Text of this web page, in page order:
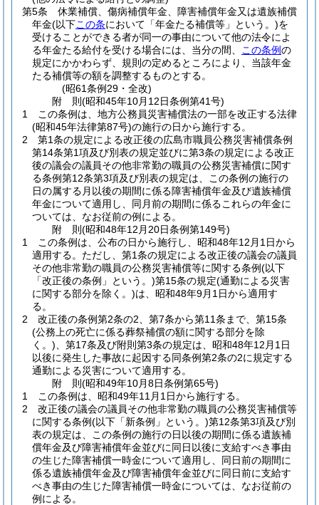
第5条
休業補償、傷病補償年金、障害補償年金又は遺族補償
年金(以下この条において「年金たる補償等」という。)を
受けることができる者が同一の事由について他の法令によ
る年金たる給付を受ける場合には、当分の間、
この条例の
規定にかかわらず、規則の定めるところにより、当該年金
たる補償等の額を調整するものとする。
(昭61条例29・全改)
附 則(昭和45年10月12日条例第41号)
1
この条例は、地方公務員災害補償法の一部を改正する法律
(昭和45年法律第87号)の施行の日から施行する。
2
第1条の規定による改正後の広島市職員公務災害補償条例
第14条第1項及び別表の規定並びに第3条の規定による改正
後の議会の議員その他非常勤の職員の公務災害補償に関す
る条例第12条第3項及び別表の規定は、この条例の施行の
日の属する月以後の期間に係る障害補償年金及び遺族補償
年金について適用し、同月前の期間に係るこれらの年金に
ついては、なお従前の例による。
附 則(昭和48年12月20日条例第149号)
1
この条例は、公布の日から施行し、昭和48年12月1日から
適用する。 ただし、第1条の規定による改正後の議会の議員
その他非常勤の職員の公務災害補償等に関する条例(以下
「改正後の条例」という。)第15条の規定(通勤による災害
に関する部分を除く。)は、昭和48年9月1日から適用す
る。
2
改正後の条例第2条の2、第7条から第11条まで、第15条
(公務上の死亡に係る葬祭補償の額に関する部分を除
く。) 、第17条及び附則第3条の規定は、昭和48年12月1日
以後に発生した事故に起因する同条例第2条の2に規定する
通勤による災害について適用する。
附 則(昭和49年10月8日条例第65号)
1
この条例は、昭和49年11月1日から施行する。
2
改正後の議会の議員その他非常勤の職員の公務災害補償等
に関する条例(以下「新条例」という。)第12条第3項及び別
表の規定は、この条例の施行の日以後の期間に係る遺族補
償年金及び障害補償年金並びに同日以後に支給すべき事由
の生じた障害補償一時金について適用し、同日前の期間に
係る遺族補償年金及び障害補償年金並びに同日前に支給す
べき事由の生じた障害補償一時金については、なお従前の
例による。